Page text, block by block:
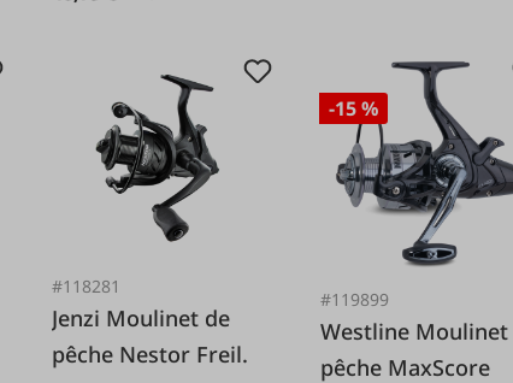
#118281
Jenzi Moulinet de
pêche Nestor Freil.
-15 %
#119899
Westline Moulinet de
pêche MaxScore